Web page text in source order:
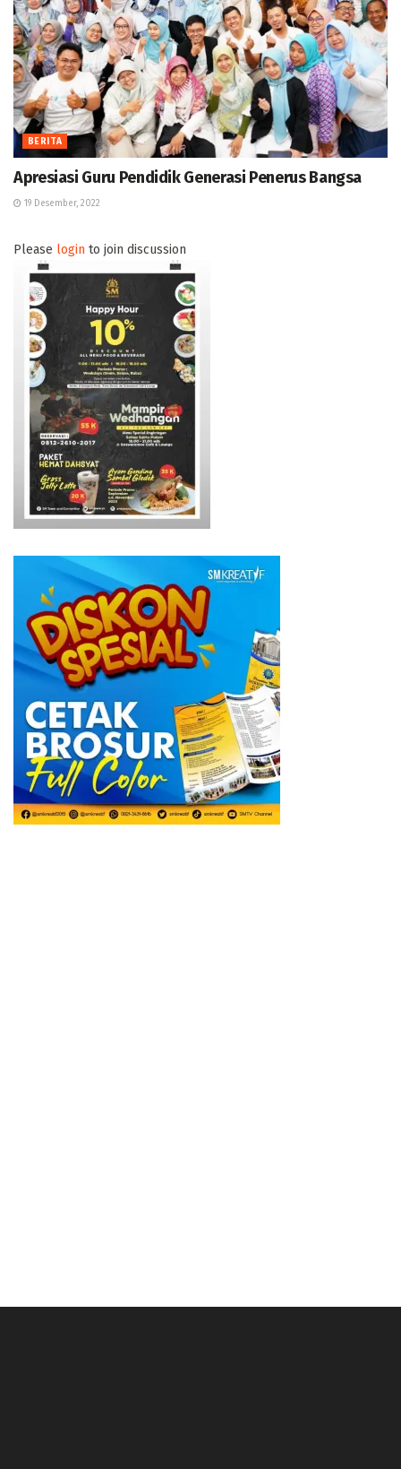
BERITA
Apresiasi Guru Pendidik Generasi Penerus Bangsa
19 Desember, 2022
Please login to join discussion